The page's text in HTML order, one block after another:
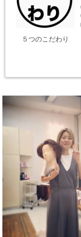
５つのこだわり